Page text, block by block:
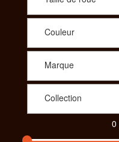
Couleur
Marque
Collection